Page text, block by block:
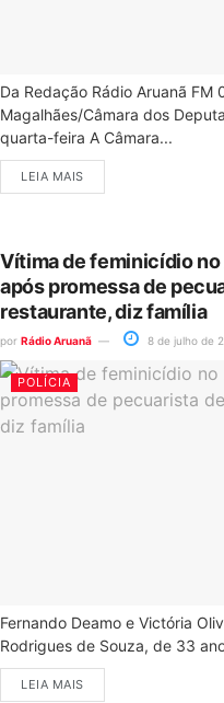
Da Redação Rádio Aruanã
Magalhães/Câmara dos
quarta-feira A Câmara...
LEIA MAIS
Vítima de feminicídio
após promessa de
restaurante, diz família
por Rádio Aruanã 8 de julho de
POLÍCIA
Fernando Deamo e Victória
Rodrigues de Souza, de 33
LEIA MAIS